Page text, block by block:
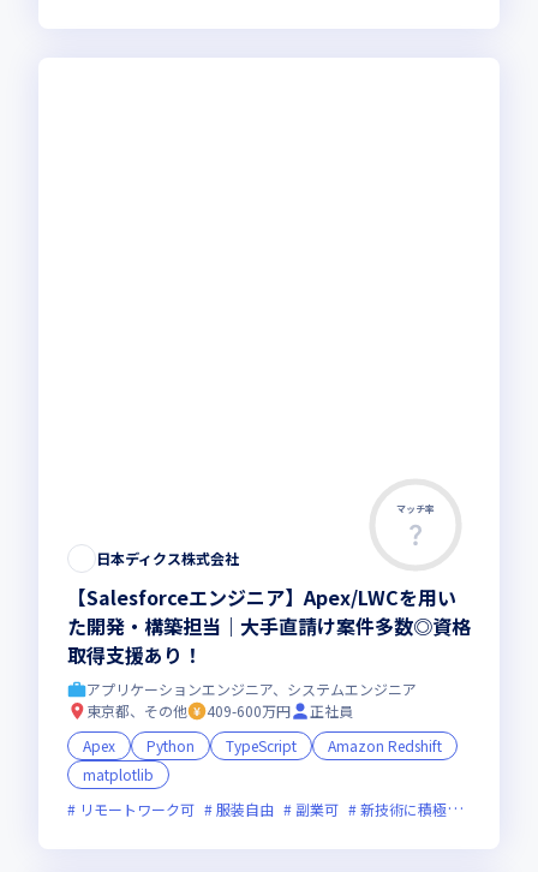
マッチ率
日本ディクス株式会社
【Salesforceエンジニア】Apex/LWCを用い
た開発・構築担当｜大手直請け案件多数◎資格
取得支援あり！
アプリケーションエンジニア、システムエンジニア
東京都、その他
409-600万円
正社員
Apex
Python TypeScript
Amazon Redshift
matplotlib
リモートワーク可
服装自由 副業可 新技術に積極的